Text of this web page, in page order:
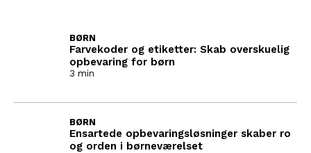
Farvekoder og etiketter: Skab overskuelig
opbevaring for børn
BØRN
3 min
Ensartede opbevaringsløsninger skaber ro
og orden i børneværelset
BØRN